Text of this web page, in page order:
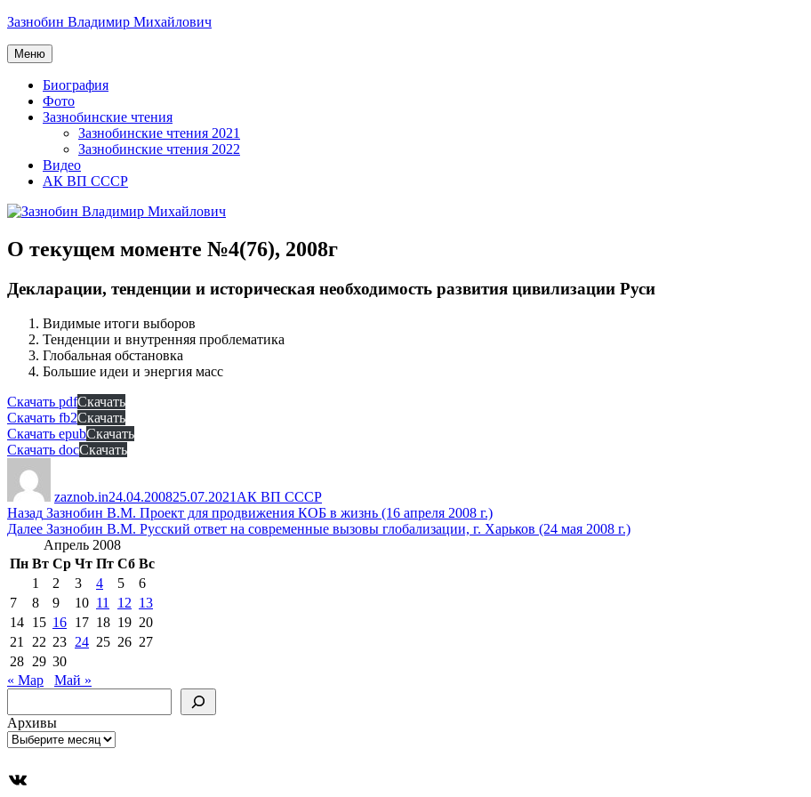
Перейти
содержимому
Зазнобин Владимир Михайлович
Меню
Биография
Фото
Зазнобинские чтения
Зазнобинские чтения 2021
Зазнобинские чтения 2022
Видео
АК ВП СССР
О текущем моменте №4(76), 2008г
Декларации, тенденции и историческая необходимость развития цивилизации Руси
Видимые итоги выборов
Тенденции и внутренняя проблематика
Глобальная обстановка
Большие идеи и энергия масс
Скачать pdfСкачать
Скачать fb2Скачать
Скачать epubСкачать
Скачать docСкачать
zaznob.in24.04.200825.07.2021 АК ВП СССР
Навигация
по
записям
Назад Предыдущая
запись:
Зазнобин В.М. Проект для продвижения КОБ в жизнь (16 апреля 2008 г.)
Далее Следующая
запись:
Зазнобин В.М. Русский ответ на современные вызовы глобализации, г. Харьков (24 мая 2008 г.)
Апрель 2008
Пн Вт Ср Чт Пт Сб Вс
1
2 3 4 5
6
7
8 9 10 11 12 13
14 15 16 17 18 19 20
21
22 23 24 25 26 27
28 29 30
« Мар
Май »
Архивы
ВКонтакте